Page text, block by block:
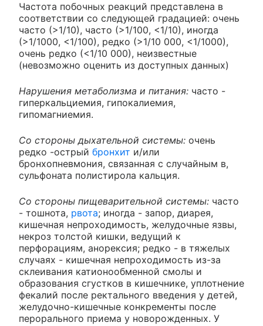
Частота побочных реакций представлена в
соответствии со следующей градацией: очень
часто (>1/10), часто (>1/100, <1/10), иногда
(>1/1000, <1/100), редко (>1/10 000, <1/1000),
очень редко (<1/10 000), неизвестные
(невозможно оценить из доступных данных)
Нарушения метаболизма и питания: часто -
гиперкальциемия, гипокалиемия,
гипомагниемия.
Со стороны дыхательной системы: очень
редко -острый бронхит и/или
бронхопневмония, связанная с случайным в,
сульфоната полистирола кальция.
Со стороны пищеварительной системы: часто
- тошнота, рвота; иногда - запор, диарея,
кишечная непроходимость, желудочные язвы,
некроз толстой кишки, ведущий к
перфорациям, анорексия; редко - в тяжелых
случаях - кишечная непроходимость из-за
склеивания катионообменной смолы и
образования сгустков в кишечнике, уплотнение
фекалий после ректального введения у детей,
желудочно-кишечные конкременты после
перорального приема у новорожденных. У